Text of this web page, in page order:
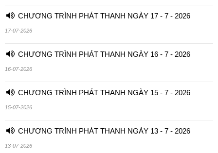
CHƯƠNG TRÌNH PHÁT THANH NGÀY 17 - 7 - 2026
17-07-2026
CHƯƠNG TRÌNH PHÁT THANH NGÀY 16 - 7 - 2026
16-07-2026
CHƯƠNG TRÌNH PHÁT THANH NGÀY 15 - 7 - 2026
15-07-2026
CHƯƠNG TRÌNH PHÁT THANH NGÀY 13 - 7 - 2026
13-07-2026